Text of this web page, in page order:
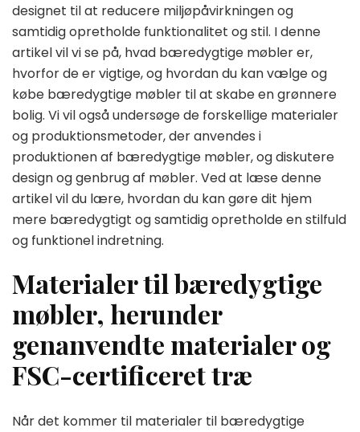
designet til at reducere miljøpåvirkningen og
samtidig opretholde funktionalitet og stil. I denne
artikel vil vi se på, hvad bæredygtige møbler er,
hvorfor de er vigtige, og hvordan du kan vælge og
købe bæredygtige møbler til at skabe en grønnere
bolig. Vi vil også undersøge de forskellige materialer
og produktionsmetoder, der anvendes i
produktionen af bæredygtige møbler, og diskutere
design og genbrug af møbler. Ved at læse denne
artikel vil du lære, hvordan du kan gøre dit hjem
mere bæredygtigt og samtidig opretholde en stilfuld
og funktionel indretning.
Materialer til bæredygtige
møbler, herunder
genanvendte materialer og
FSC-certificeret træ
Når det kommer til materialer til bæredygtige